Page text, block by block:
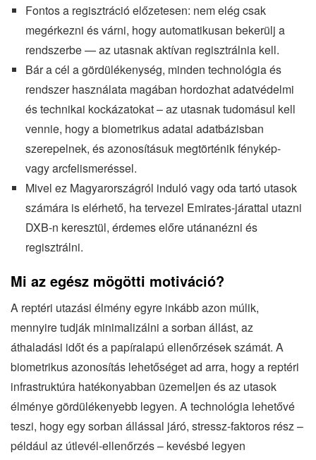
Fontos a regisztráció előzetesen: nem elég csak
megérkezni és várni, hogy automatikusan bekerülj a
rendszerbe — az utasnak aktívan regisztrálnia kell.
Bár a cél a gördülékenység, minden technológia és
rendszer használata magában hordozhat adatvédelmi
és technikai kockázatokat – az utasnak tudomásul kell
vennie, hogy a biometrikus adatai adatbázisban
szerepelnek, és azonosításuk megtörténik fénykép-
vagy arcfelismeréssel.
Mivel ez Magyarországról induló vagy oda tartó utasok
számára is elérhető, ha tervezel Emirates-járattal utazni
DXB-n keresztül, érdemes előre utánanézni és
regisztrálni.
Mi az egész mögötti motiváció?
A reptéri utazási élmény egyre inkább azon múlik,
mennyire tudják minimalizálni a sorban állást, az
áthaladási időt és a papíralapú ellenőrzések számát. A
biometrikus azonosítás lehetőséget ad arra, hogy a reptéri
infrastruktúra hatékonyabban üzemeljen és az utasok
élménye gördülékenyebb legyen. A technológia lehetővé
teszi, hogy egy sorban állással járó, stressz-faktoros rész –
például az útlevél-ellenőrzés – kevésbé legyen